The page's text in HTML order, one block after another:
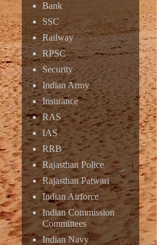
Bank
SSC
Railway
RPSC
Security
Indian Army
Insurance
RAS
IAS
RRB
Rajasthan Police
Rajasthan Patwari
Indian Airforce
Indian Commission
Committees
Indian Navy